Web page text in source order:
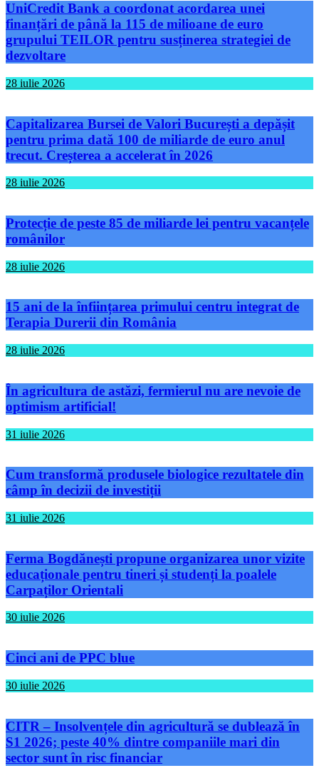
UniCredit Bank a coordonat acordarea unei
finanțări de până la 115 de milioane de euro
grupului TEILOR pentru susținerea strategiei de
dezvoltare
28 iulie 2026
Capitalizarea Bursei de Valori București a depășit
pentru prima dată 100 de miliarde de euro anul
trecut. Creșterea a accelerat în 2026
28 iulie 2026
Protecție de peste 85 de miliarde lei pentru vacanțele
românilor
28 iulie 2026
15 ani de la înființarea primului centru integrat de
Terapia Durerii din România
28 iulie 2026
În agricultura de astăzi, fermierul nu are nevoie de
optimism artificial!
31 iulie 2026
Cum transformă produsele biologice rezultatele din
câmp în decizii de investiții
31 iulie 2026
Ferma Bogdănești propune organizarea unor vizite
educaționale pentru tineri și studenți la poalele
Carpaților Orientali
30 iulie 2026
Cinci ani de PPC blue
30 iulie 2026
CITR – Insolvențele din agricultură se dublează în
S1 2026; peste 40% dintre companiile mari din
sector sunt în risc financiar